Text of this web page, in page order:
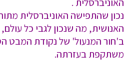
האוניברסלית .
נכון שהתפישה האוניברסלית
האנושית, מה שנכון לגבי כל
ב'חור המנעול' של נקודת המבט
משתקפת בעזרתה.